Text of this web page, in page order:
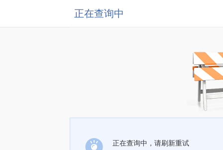
正在查询中
正在查询中，请刷新重试